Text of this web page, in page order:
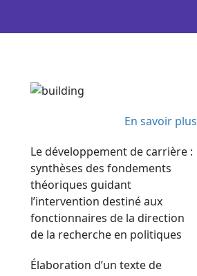
En savoir plus
Le développement de carrière :
synthèses des fondements
théoriques guidant
l’intervention destiné aux
fonctionnaires de la direction
de la recherche en politiques
Élaboration d’un texte de